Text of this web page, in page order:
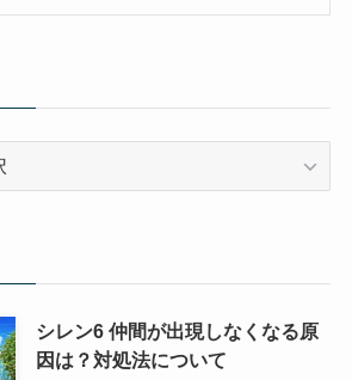
シレン6 仲間が出現しなくなる原
因は？対処法について